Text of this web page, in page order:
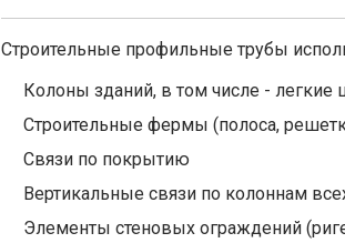
Строительные профильные трубы
Колоны зданий, в том числе - легкие
Строительные фермы (полоса,
Связи по покрытию
Вертикальные связи по колоннам
Элементы стеновых ограждений